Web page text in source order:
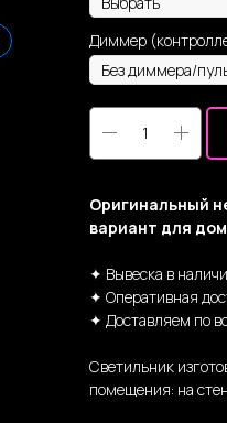
Диммер
Оригинальный
вариант для
✦ Вывеска в
✦ Оперативная
✦ Доставляем по
Светильник
помещения: на